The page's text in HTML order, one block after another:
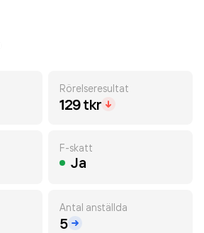
Rörelseresultat
129 tkr
F-skatt
Ja
Antal anställda
5